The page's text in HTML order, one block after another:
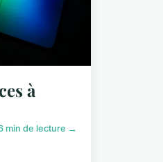
à
min de lecture →